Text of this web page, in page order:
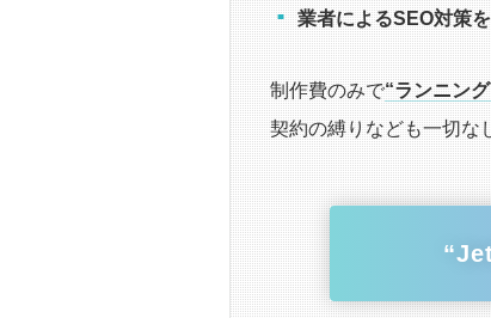
業者によるSEO対策
制作費のみで“ランニン
契約の縛りなども一切な